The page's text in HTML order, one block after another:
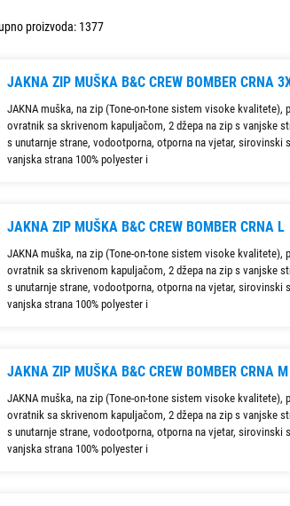
proizvoda: 1377
JAKNA ZIP MUŠKA B&C CREW BOMBER CRNA
JAKNA muška, na zip (Tone-on-tone sistem visoke kvalitete),
ovratnik sa skrivenom kapuljačom, 2 džepa na zip s vanjske
s unutarnje strane, vodootporna, otporna na vjetar, sirovinski
vanjska strana 100% polyester i
JAKNA ZIP MUŠKA B&C CREW BOMBER CRNA L
JAKNA muška, na zip (Tone-on-tone sistem visoke kvalitete),
ovratnik sa skrivenom kapuljačom, 2 džepa na zip s vanjske
s unutarnje strane, vodootporna, otporna na vjetar, sirovinski
vanjska strana 100% polyester i
JAKNA ZIP MUŠKA B&C CREW BOMBER CRNA M
JAKNA muška, na zip (Tone-on-tone sistem visoke kvalitete),
ovratnik sa skrivenom kapuljačom, 2 džepa na zip s vanjske
s unutarnje strane, vodootporna, otporna na vjetar, sirovinski
vanjska strana 100% polyester i